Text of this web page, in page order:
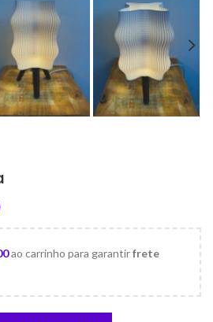
ao carrinho para garantirfrete